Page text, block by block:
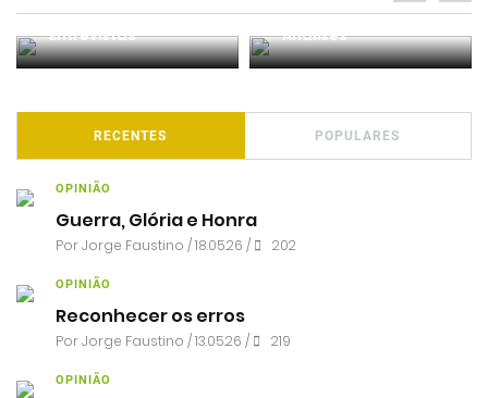
Entrevistas Análises
RECENTES POPULARES
OPINIÃO
Guerra, Glória e Honra
PorJorge Faustino / 18.05.26 / 202
OPINIÃO
Reconhecer os erros
PorJorge Faustino / 13.05.26 / 219
OPINIÃO